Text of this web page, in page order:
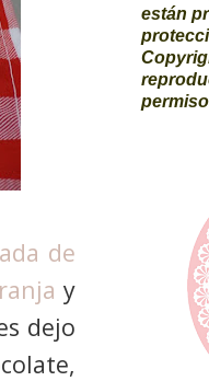
de
y
dejo
están